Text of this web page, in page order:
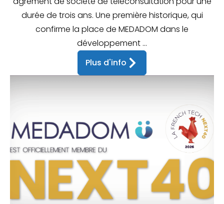
durée de trois ans. Une première historique, qui
confirme la place de MEDADOM dans le
développement ...
Plus d'info